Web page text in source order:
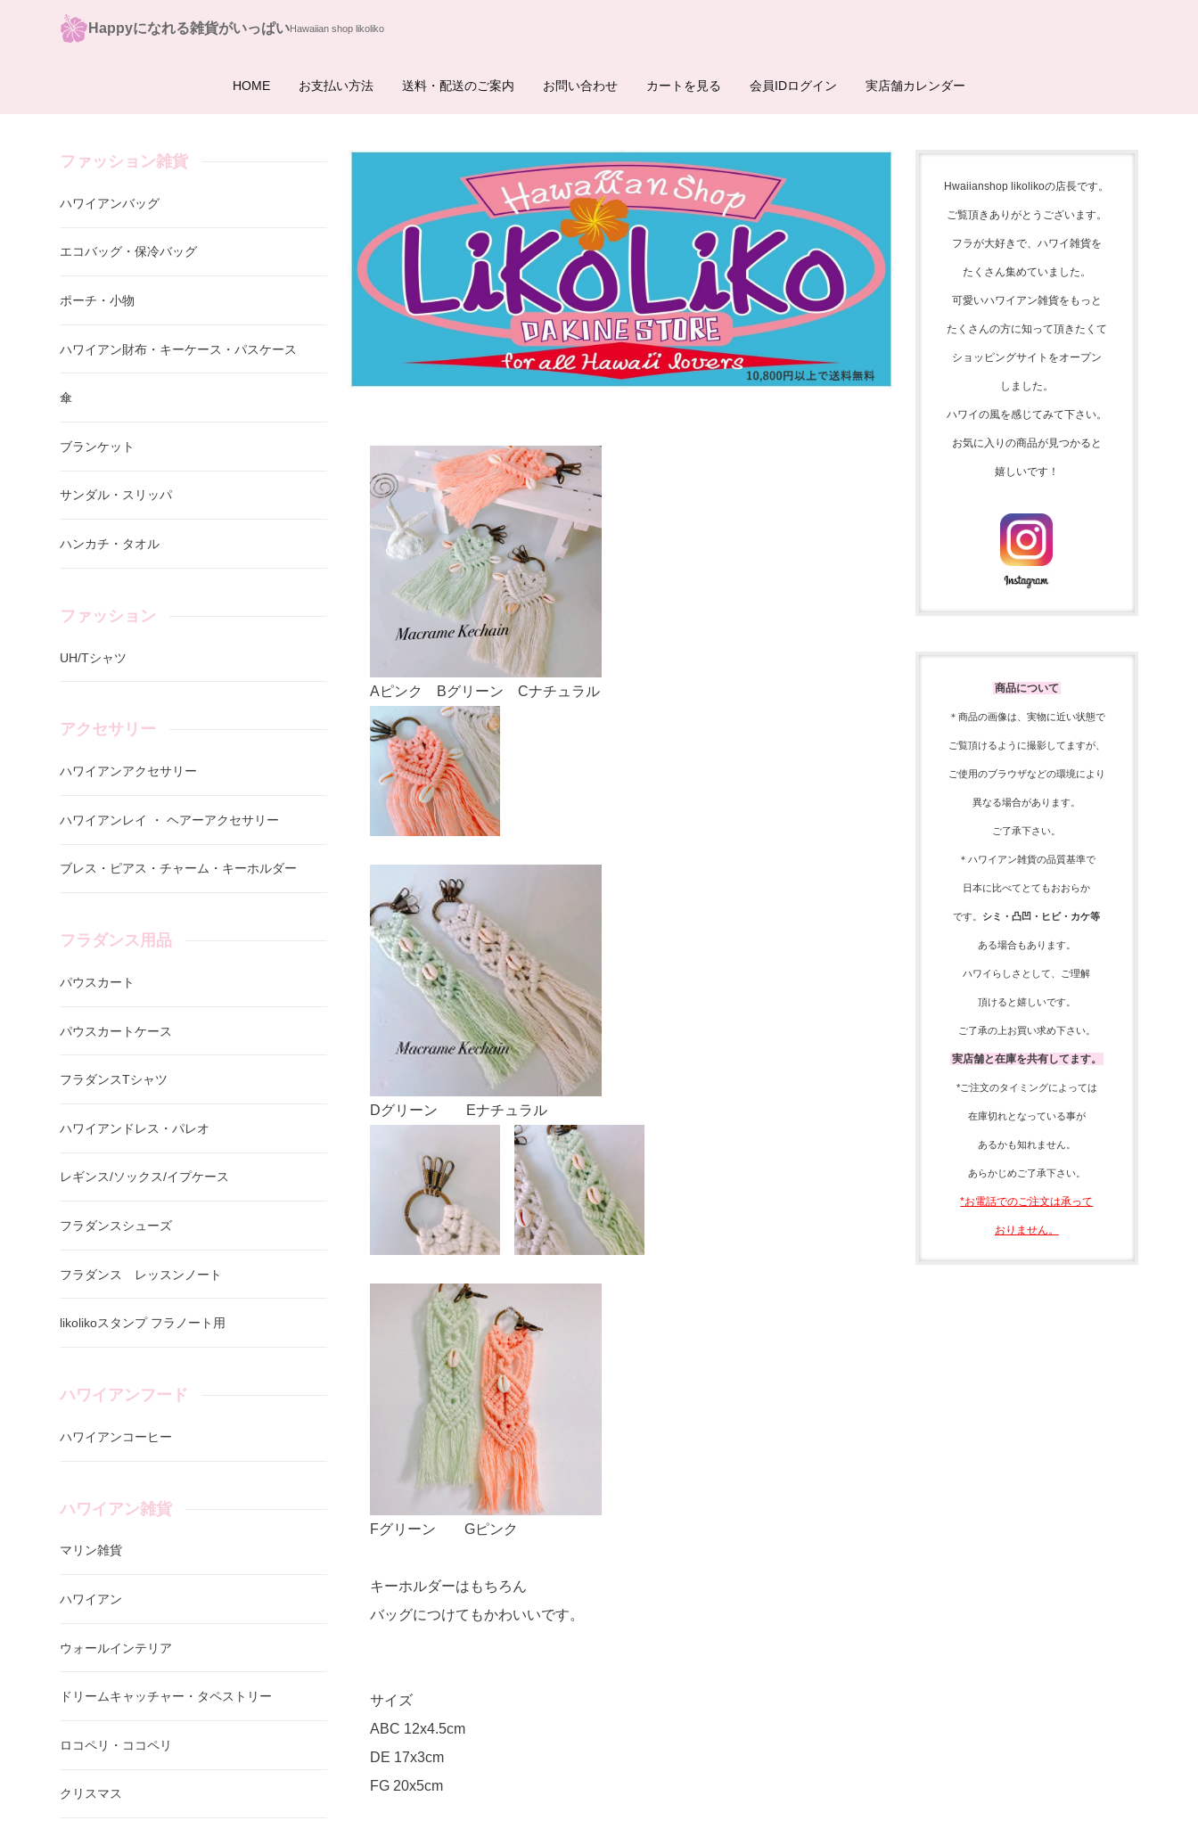
Happyになれる雑貨がいっぱい
HOME お支払い方法 送料・配送のご案内 お問い合わせ カートを見る 会員IDログイン 実店舗カレンダー
Aピンク Bグリーン Cナチュラル
Dグリーン Eナチュラル
Fグリーン Gピンク
キーホルダーはもちろん
バッグにつけてもかわいいです。
サイズ
ABC 12x4.5cm
DE 17x3cm
FG 20x5cm
ファッション雑貨
ハワイアンバッグ
エコバッグ・保冷バッグ
ポーチ・小物
ハワイアン財布・キーケース・パスケース
傘
ブランケット
サンダル・スリッパ
ハンカチ・タオル
ファッション
UH/Tシャツ
アクセサリー
ハワイアンアクセサリー
ハワイアンレイ ・ ヘアーアクセサリー
ブレス・ピアス・チャーム・キーホルダー
フラダンス用品
パウスカート
パウスカートケース
フラダンスTシャツ
ハワイアンドレス・パレオ
レギンス/ソックス/イプケース
フラダンスシューズ
フラダンス レッスンノート
likolikoスタンプ フラノート用
ハワイアンフード
ハワイアンコーヒー
ハワイアン雑貨
マリン雑貨
ハワイアン
ウォールインテリア
ドリームキャッチャー・タペストリー
ロコペリ・ココペリ
クリスマス
Hwaiianshop likolikoの店長です。
ご覧頂きありがとうございます。
フラが大好きで、 ハワイ雑貨を
たくさん集めていました。
可愛いハワイアン雑貨をもっと
たくさんの方に知って頂きたくて
ショッピングサイトをオープン
しました。
ハワイの風を感じてみて下さい。
お気に入りの商品が見つかると
嬉しいです！
商品について
＊商品の画像は、実物に近い状態で
ご覧頂けるように撮影してますが、
ご使用のブラウザなどの環境により
異なる場合があります。
ご了承下さい。
＊ハワイアン雑貨の品質基準で
日本に比べてとてもおおらか
です。 シミ・凸凹・ヒビ・カケ等
ある場合もあります。
ハワイらしさとして、 ご理解
頂ける と嬉しいです。
ご了承の上お買い求め下さい。
実店舗と在庫を共有してます。
*ご注文のタイミングによっては
在庫切れとなっている事が
あるかも知れません。
あらかじめご了承下さい。
*お電話でのご注文は承って
おりません。